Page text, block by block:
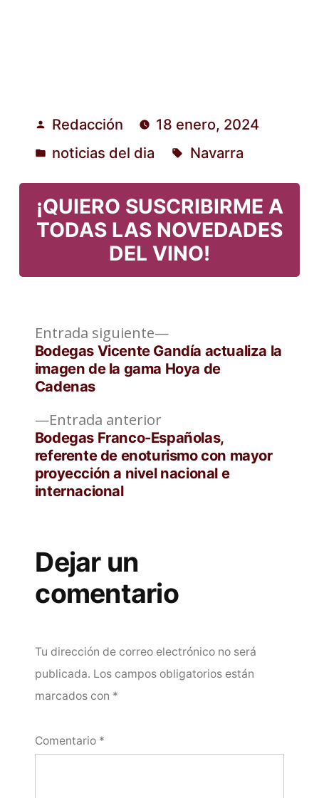
Publicado
por
Redacción 18 enero, 2024
Publicado
en
noticias del dia Navarra
¡QUIERO SUSCRIBIRME A
TODAS LAS NOVEDADES
DEL VINO!
Navegación
de
entradas
Entrada anteriorEntrada
anterior:
Bodegas Franco-Españolas,
referente de enoturismo con mayor
proyección a nivel nacional e
internacional
Entrada siguiente
Entrada
siguiente:
Bodegas Vicente Gandía actualiza la
imagen de la gama Hoya de
Cadenas
Dejar un
comentario
Tu dirección de correo electrónico no será
publicada. Los campos obligatorios están
marcados con *
Comentario *